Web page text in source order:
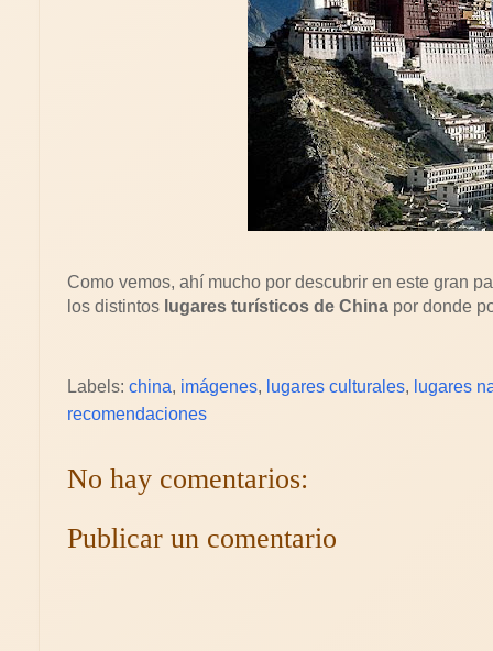
Como vemos, ahí mucho por descubrir en este gran
los distintos lugares turísticos de China por donde
Labels: china, imágenes, lugares culturales, lugares
recomendaciones
No hay comentarios:
Publicar un comentario